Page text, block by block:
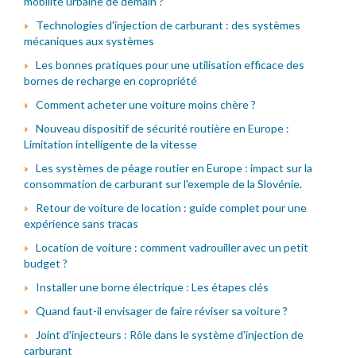
Technologies d'injection de carburant : des systèmes
mécaniques aux systèmes
Les bonnes pratiques pour une utilisation efficace des
bornes de recharge en copropriété
Comment acheter une voiture moins chère ?
Nouveau dispositif de sécurité routière en Europe :
Limitation intelligente de la vitesse
Les systèmes de péage routier en Europe : impact sur la
consommation de carburant sur l'exemple de la Slovénie.
Retour de voiture de location : guide complet pour une
expérience sans tracas
Location de voiture : comment vadrouiller avec un petit
budget ?
Installer une borne électrique : Les étapes clés
Quand faut-il envisager de faire réviser sa voiture ?
Joint d'injecteurs : Rôle dans le système d'injection de
carburant